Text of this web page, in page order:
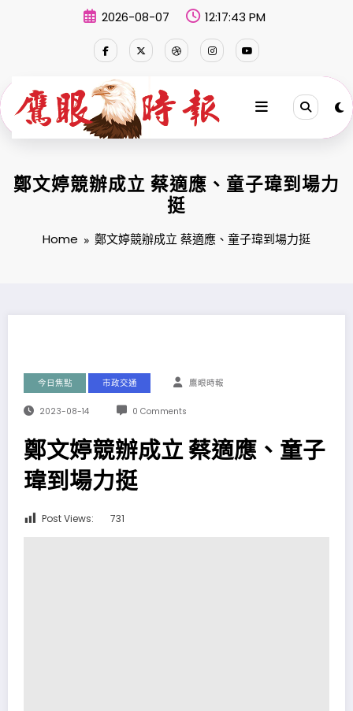
2026-08-07 12:17:44 PM
鄭文婷競辦成立 蔡適應、童子瑋到場力
挺
Home 鄭文婷競辦成立 蔡適應、童子瑋到場力挺
今日焦點 市政交通 鷹眼時報
2023-08-14 0 Comments
鄭文婷競辦成立 蔡適應、童子
瑋到場力挺
Post Views: 731